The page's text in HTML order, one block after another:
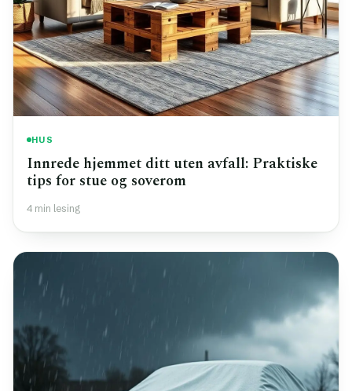
HUS
Innrede hjemmet ditt uten avfall: Praktiske
tips for stue og soverom
4 min lesing